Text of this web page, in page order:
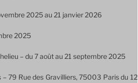
2025 au 21 janvier 2026
2025
– du 7 août au 21 septembre 2025
79 Rue des Gravilliers, 75003 Paris du 12